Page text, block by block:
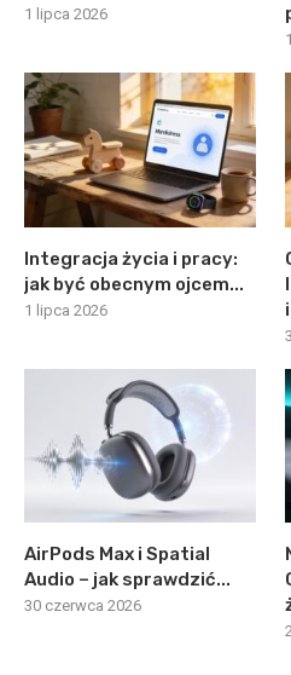
1 lipca 2026
Integracja życia i pracy:
jak być obecnym ojcem...
1 lipca 2026
AirPods Max i Spatial
Audio – jak sprawdzić...
30 czerwca 2026